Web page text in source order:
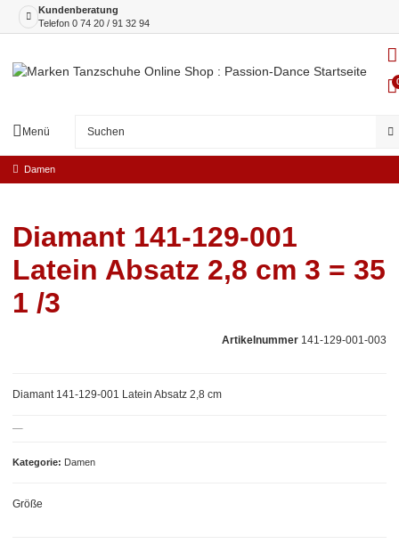
Kundenberatung
Telefon 0 74 20 / 91 32 94
Menü
Damen
Diamant 141-129-001
Latein Absatz 2,8 cm 3 = 35
1 /3
Artikelnummer 141-129-001-003
Kategorie Damen
Diamant 141-129-001 Latein Absatz 2,8 cm
Größe